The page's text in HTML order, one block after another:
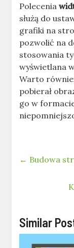
Polecenia
służą do
grafiki na
pozwolić na
stosowania
wyświetlana
Warto
pobierał
go w
← Budowa
Similar